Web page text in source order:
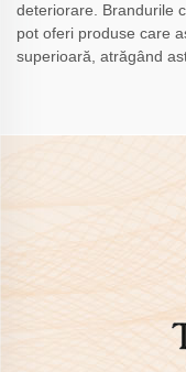
deteriorare. Brandurile
pot oferi produse care
superioară, atrăgând